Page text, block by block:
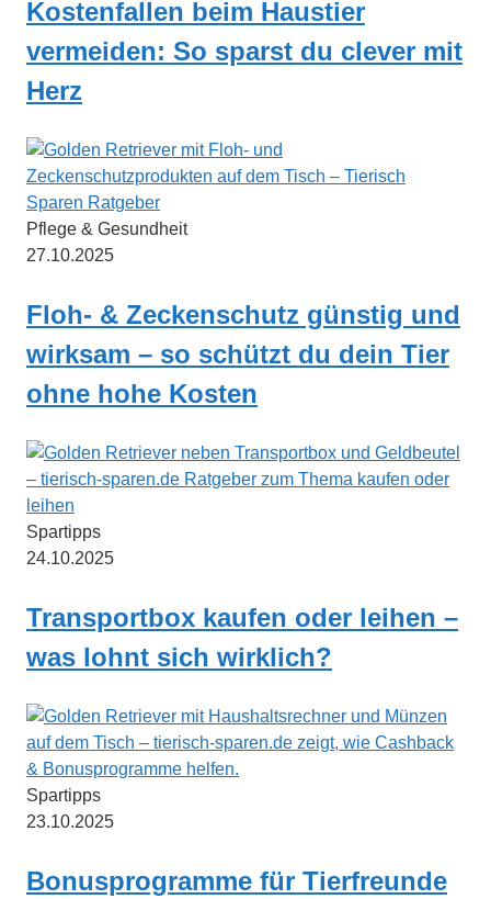
Kostenfallen beim Haustier
vermeiden: So sparst du clever mit
Herz
Pflege & Gesundheit
27.10.2025
Floh- & Zeckenschutz günstig und
wirksam – so schützt du dein Tier
ohne hohe Kosten
Spartipps
24.10.2025
Transportbox kaufen oder leihen –
was lohnt sich wirklich?
Spartipps
23.10.2025
Bonusprogramme für Tierfreunde